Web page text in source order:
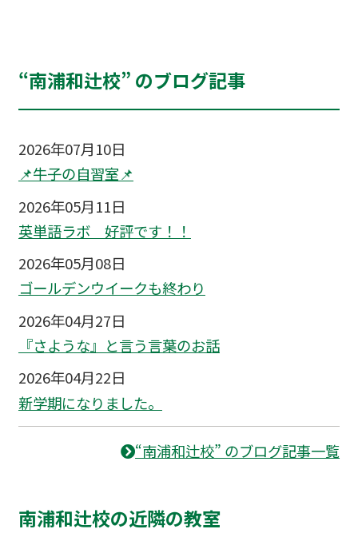
“南浦和辻校” のブログ記事
2026年07月10日
📌牛子の自習室📌
2026年05月11日
英単語ラボ 好評です！！
2026年05月08日
ゴールデンウイークも終わり
2026年04月27日
『さような』と言う言葉のお話
2026年04月22日
新学期になりました。
“南浦和辻校” のブログ記事一覧
南浦和辻校の近隣の教室